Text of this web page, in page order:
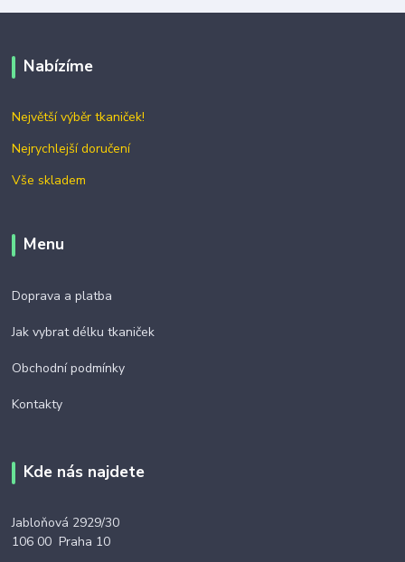
Nabízíme
Největší výběr tkaniček!
Nejrychlejší doručení
Vše skladem
Menu
Doprava a platba
Jak vybrat délku tkaniček
Obchodní podmínky
Kontakty
Kde nás najdete
Jabloňová 2929/30
106 00 Praha 10